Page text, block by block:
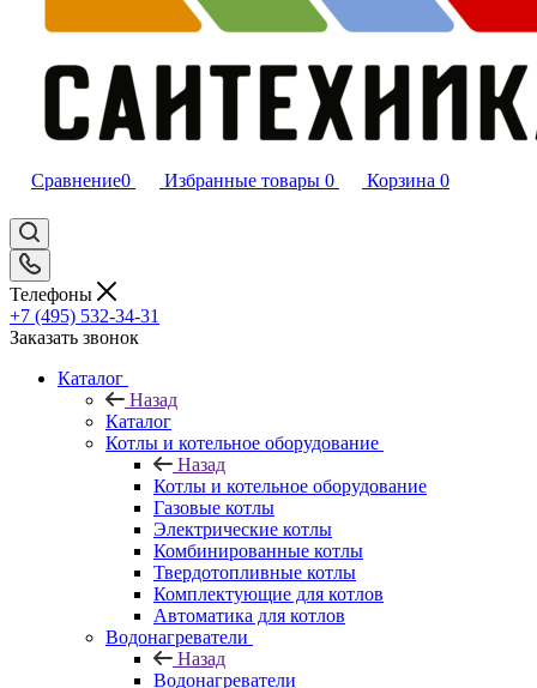
Сравнение0 Избранные товары 0 Корзина 0
Телефоны
+7 (495) 532‑34‑31
Заказать звонок
Каталог
Назад
Каталог
Котлы и котельное оборудование
Назад
Котлы и котельное оборудование
Газовые котлы
Электрические котлы
Комбинированные котлы
Твердотопливные котлы
Комплектующие для котлов
Автоматика для котлов
Водонагреватели
Назад
Водонагреватели